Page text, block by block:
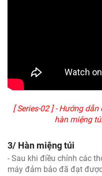
[ Series-02 ] - Hướng
hàn miệng
3/ Hàn miệng túi
- Sau khi điều chỉnh các
máy đảm bảo đã đạt